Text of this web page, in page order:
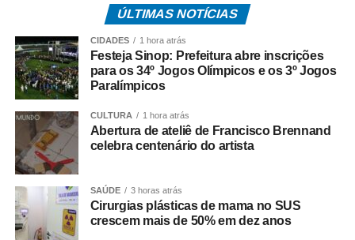
*Como surgiu o caso*
O acordo investigado envolve uma disputa tributária entre
o Governo de Mato Grosso e a Oi S.A., encerrada por
meio de um acordo administrativo que movimentou cerca
de R$ 308 milhões.
Na coletiva, Pedro Taques afirmou que o Estado possuía
decisões judiciais favoráveis e que, por isso, não haveria
fundamento jurídico para a celebração do acordo da
forma como ocorreu. Segundo ele, a legislação estadual
que criou a Câmara de Resolução Consensual de
Conflitos, a *Consenso-MT*, não autorizaria esse tipo de
negociação envolvendo créditos tributários.
ÚLTIMAS NOTÍCIAS
CIDADES 1 hora atrás
Festeja Sinop: Prefeitura abre inscrições
para os 34º Jogos Olímpicos e os 3º Jogos
Paralímpicos
CULTURA 1 hora atrás
Abertura de ateliê de Francisco Brennand
celebra centenário do artista
SAÚDE 3 horas atrás
Cirurgias plásticas de mama no SUS
crescem mais de 50% em dez anos